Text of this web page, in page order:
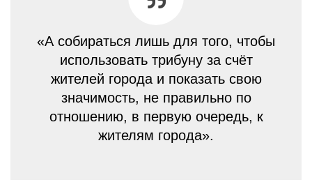
«А собираться лишь для того, чтобы
использовать трибуну за счёт
жителей города и показать свою
значимость, не правильно по
отношению, в первую очередь, к
жителям города».